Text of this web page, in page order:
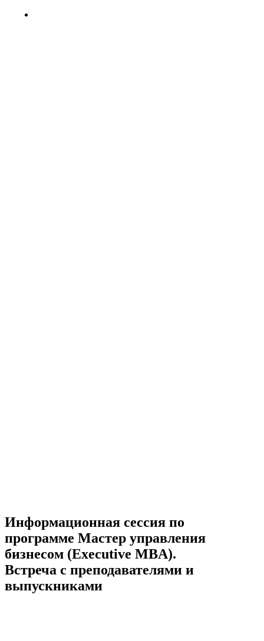
Информационная сессия по
программе Мастер управления
бизнесом (Executive MBA).
Встреча с преподавателями и
выпускниками